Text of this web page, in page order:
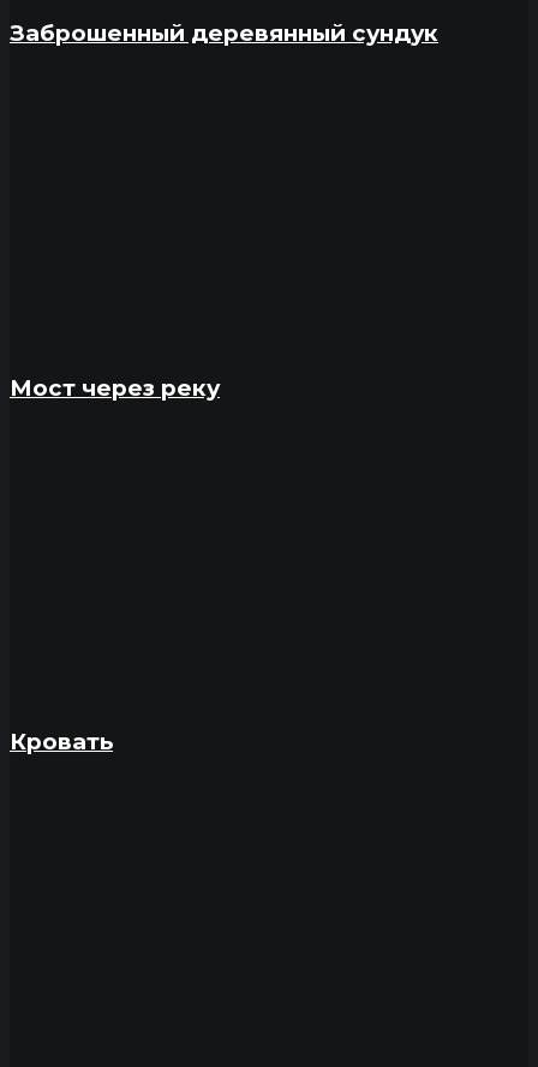
Заброшенный деревянный сундук
Мост через реку
Кровать